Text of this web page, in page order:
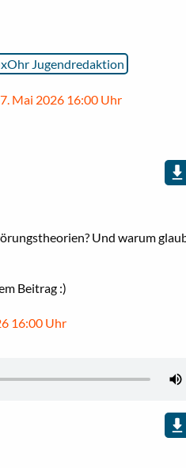
Jugendredaktion
7. Mai 2026 16:00 Uhr
Und warum
Beitrag :)
16:00 Uhr